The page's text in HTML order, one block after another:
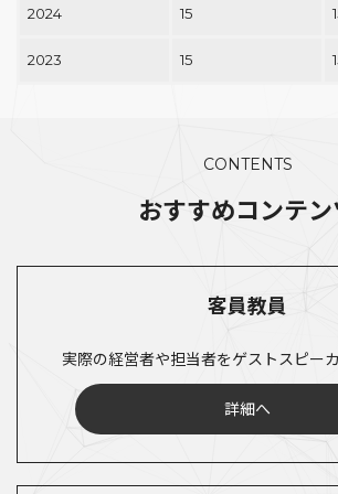
2024 15
2023 15
CONTENTS
おすすめコンテン
客員教員
実際の経営者や担当者をゲストスピー
詳細へ